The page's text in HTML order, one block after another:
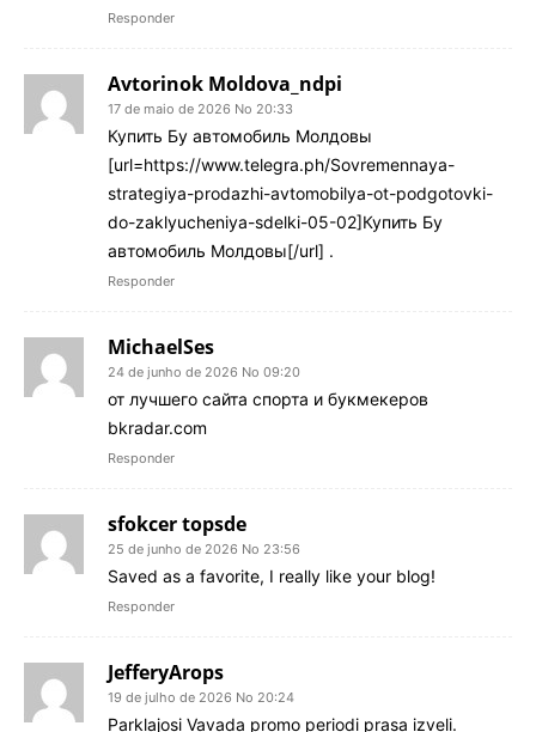
Responder
Avtorinok Moldova_ndpi
17 de maio de 2026 No 20:33
Купить Бу автомобиль Молдовы
[url=https://www.telegra.ph/Sovremennaya-
strategiya-prodazhi-avtomobilya-ot-podgotovki-
do-zaklyucheniya-sdelki-05-02]Купить Бу
автомобиль Молдовы[/url] .
Responder
MichaelSes
24 de junho de 2026 No 09:20
от лучшего сайта спорта и букмекеров
bkradar.com
Responder
sfokcer topsde
25 de junho de 2026 No 23:56
Saved as a favorite, I really like your blog!
Responder
JefferyArops
19 de julho de 2026 No 20:24
Parklajosi Vavada promo periodi prasa izveli.